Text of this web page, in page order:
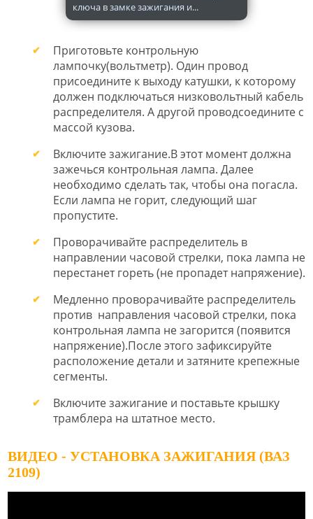
ключа в замке зажигания и...
Приготовьте контрольную
лампочку(вольтметр). Один провод
присоедините к выходу катушки, к которому
должен подключаться низковольтный кабель
распределителя. А другой проводсоедините с
массой кузова.
Включите зажигание.В этот момент должна
зажечься контрольная лампа. Далее
необходимо сделать так, чтобы она погасла.
Если лампа не горит, следующий шаг
пропустите.
Проворачивайте распределитель в
направлении часовой стрелки, пока лампа не
перестанет гореть (не пропадет напряжение).
Медленно проворачивайте распределитель
против направления часовой стрелки, пока
контрольная лампа не загорится (появится
напряжение).После этого зафиксируйте
расположение детали и затяните крепежные
сегменты.
Включите зажигание и поставьте крышку
трамблера на штатное место.
ВИДЕО - УСТАНОВКА ЗАЖИГАНИЯ (ВАЗ
2109)